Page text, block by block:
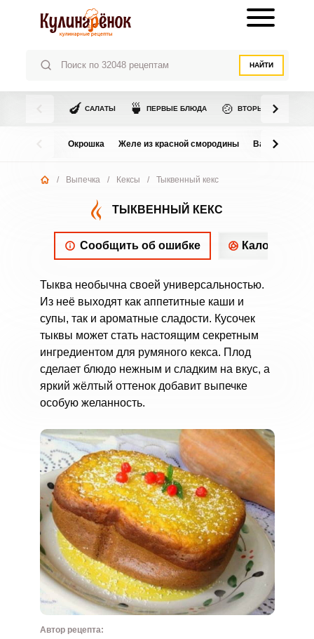
НАЙТИ
🍆 САЛАТЫ 🍵 ПЕРВЫЕ БЛЮДА 🍲 ВТОРЫЕ БЛЮДА
Окрошка Желе из красной смородины Варенье из
/ Выпечка / Кексы / Тыквенный кекс
ТЫКВЕННЫЙ КЕКС
Сообщить об ошибке
Тыква необычна своей универсальностью.
Из неё выходят как аппетитные каши и
супы, так и ароматные сладости. Кусочек
тыквы может стать настоящим секретным
ингредиентом для румяного кекса. Плод
сделает блюдо нежным и сладким на вкус, а
яркий жёлтый оттенок добавит выпечке
особую желанность.
Автор рецепта: